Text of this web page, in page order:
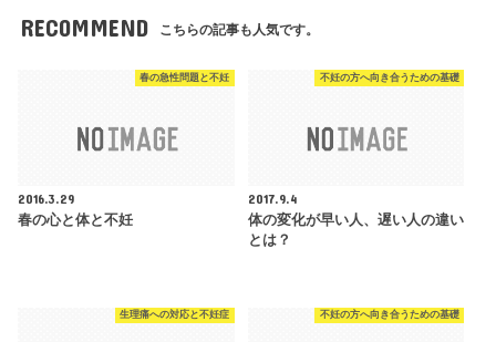
RECOMMEND こちらの記事も人気です。
春の急性問題と不妊
2016.3.29
春の心と体と不妊
不妊の方へ向き合うための基礎
2017.9.4
体の変化が早い人、遅い人の違い
とは？
生理痛への対応と不妊症 不妊の方へ向き合うための基礎